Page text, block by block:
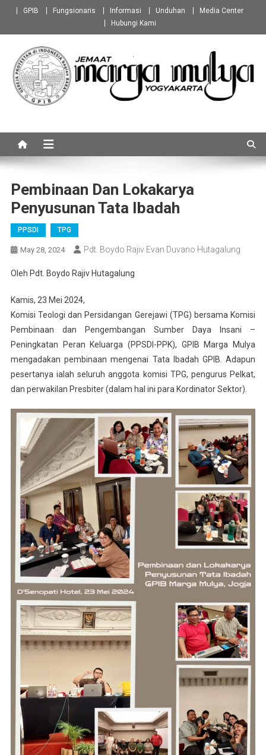
content
GPIB Fungsionaris Informasi Unduhan
Media Center
Hubungi Kami
Pembinaan Dan Lokakarya
Penyusunan Tata Ibadah
PPSDI TPG
May 28, 2024 Pdt. Boydo Rajiv Evan Duvano Hutagalung
Oleh Pdt. Boydo Rajiv Hutagalung
Kamis, 23 Mei 2024,
Komisi Teologi dan Persidangan Gerejawi (TPG) bersama Komisi
Pembinaan dan Pengembangan Sumber Daya Insani –
Peningkatan Peran Keluarga (PPSDI-PPK), GPIB Marga Mulya
mengadakan pembinaan mengenai Tata Ibadah GPIB. Adapun
pesertanya ialah seluruh anggota komisi TPG, pengurus Pelkat,
dan perwakilan Presbiter (dalam hal ini para Kordinator Sektor).